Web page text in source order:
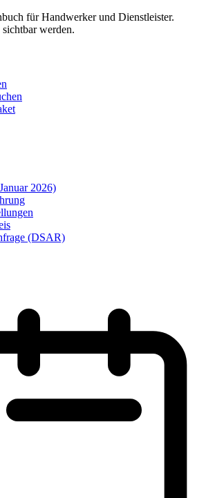
für Handwerker und Dienstleister.
werden.
2026)
(DSAR)